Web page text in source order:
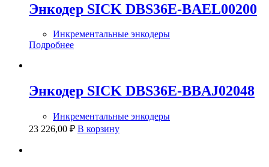
Энкодер SICK DBS36E-BAEL00200
Инкрементальные энкодеры
Подробнее
Энкодер SICK DBS36E-BBAJ02048
Инкрементальные энкодеры
23 226,00 ₽ В корзину